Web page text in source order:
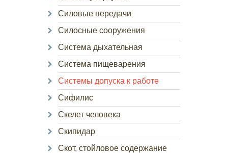
Силовые передачи
Силосные сооружения
Система дыхательная
Система пищеварения
Системы допуска к работе
Сифилис
Скелет человека
Скипидар
Скот, стойловое содержание